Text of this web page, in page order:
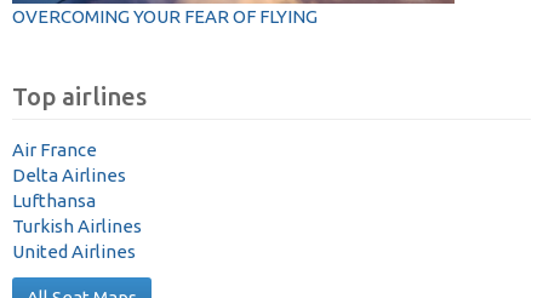
OVERCOMING YOUR FEAR OF FLYING
Top airlines
Air France
Delta Airlines
Lufthansa
Turkish Airlines
United Airlines